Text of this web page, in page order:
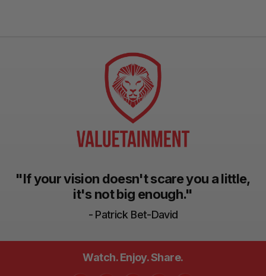
"If your vision doesn't scare you a little,
it's not big enough."
- Patrick Bet-David
Watch. Enjoy. Share.